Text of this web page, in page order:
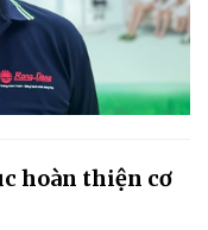
hoàn thiện cơ